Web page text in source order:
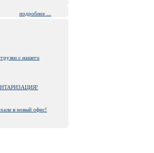
подробнее ...
с нашего
в новый офис!